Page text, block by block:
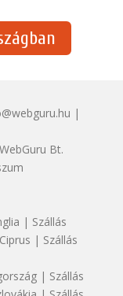
|
Bt.
| Szállás
| Szállás
| Szállás